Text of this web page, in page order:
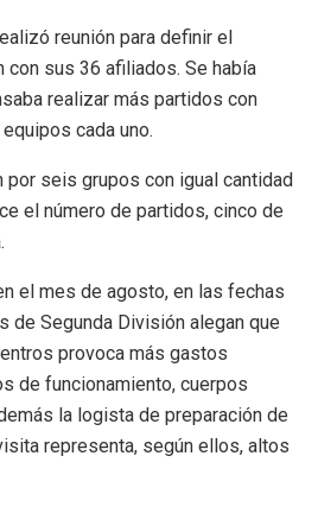
reunión para definir el
sus 36 afiliados. Se había
realizar más partidos con
cada uno.
por seis grupos con igual cantidad
el número de partidos, cinco de
el mes de agosto, en las fechas
de Segunda División alegan que
provoca más gastos
de funcionamiento, cuerpos
la logista de preparación de
representa, según ellos, altos